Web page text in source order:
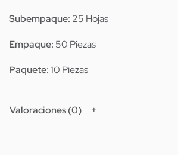
Subempaque: 25 Hojas
Empaque: 50 Piezas
Paquete:10 Piezas
Valoraciones (0)